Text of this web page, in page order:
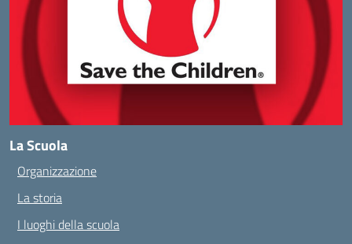
La Scuola
Organizzazione
La storia
I luoghi della scuola